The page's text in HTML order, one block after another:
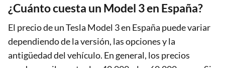
¿Cuánto cuesta un Model 3 en España?
El precio de un Tesla Model 3 en España puede variar
dependiendo de la versión, las opciones y la
antigüedad del vehículo. En general, los precios